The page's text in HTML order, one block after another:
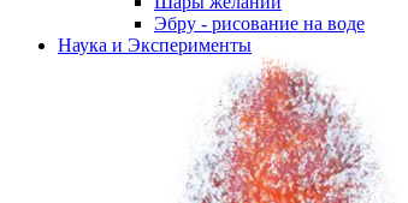
Эбру - рисование на воде
Наука и Эксперименты